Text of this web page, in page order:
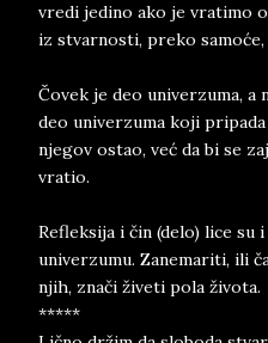
vredi jedino ako je vratimo
iz stvarnosti, preko
Čovek je deo univerzuma, a
deo univerzuma koji pripada
njegov ostao, već da bi se
vratio.
Refleksija i čin (delo) lice su
univerzumu. Zanemariti, ili
njih, znači živeti pola života.
*****